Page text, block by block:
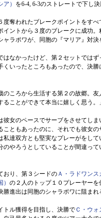
） を6-4, 6-3のストレートで下し決
度奪われたブレークポイントをす
イントから３度のブレークに成功。
ラポワが、同胞の『マリア』対決
はなかったけど、第２セットでは
くいったところもあったので、決勝
のころから生活する第２の故郷。
ことができて本当に嬉しく思う。
女のペースでサーブをさせてしま
こともあったのに、それでも彼女
私達双方とも堅実なプレーがをし
のやろうとしていることが間違っ
おり、第３シードのＡ・ラドワンス
の２人のトップ１０プレーヤー
進出は同胞のシャラポワに阻まれ
トル獲得を目指し、決勝でＣ・ウォ